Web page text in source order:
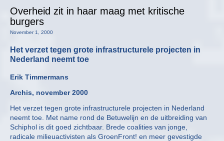
Overheid zit in haar maag met kritische
burgers
November 1, 2000
Het verzet tegen grote infrastructurele projecten in
Nederland neemt toe
Erik Timmermans
Archis, november 2000
Het verzet tegen grote infrastructurele projecten in Nederland
neemt toe. Met name rond de Betuwelijn en de uitbreiding van
Schiphol is dit goed zichtbaar. Brede coalities van jonge,
radicale milieuactivisten als GroenFront! en meer gevestigde